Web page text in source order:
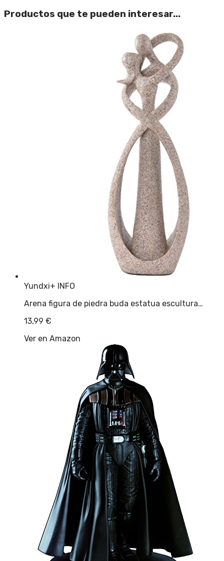
Productos que te pueden interesar...
Yundxi+ INFO
Arena figura de piedra buda estatua escultura…
13,99 €
Ver en Amazon